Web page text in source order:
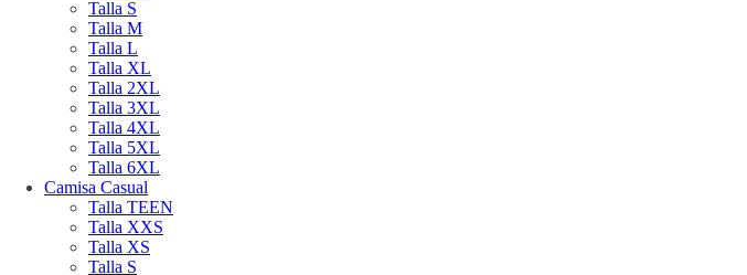
Talla S
Talla M
Talla L
Talla XL
Talla 2XL
Talla 3XL
Talla 4XL
Talla 5XL
Talla 6XL
Camisa Casual
Talla TEEN
Talla XXS
Talla XS
Talla S